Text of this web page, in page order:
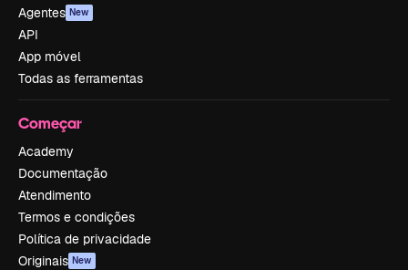
Agentes New
API
App móvel
Todas as ferramentas
Começar
Academy
Documentação
Atendimento
Termos e condições
Política de privacidade
Originais New